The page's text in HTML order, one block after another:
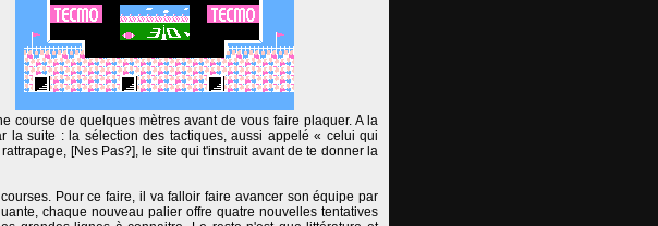
course de quelques mètres avant de vous faire plaquer. A la
suite : la sélection des tactiques, aussi appelé « celui qui
[Nes Pas?], le site qui t'instruit avant de te donner la
Pour ce faire, il va falloir faire avancer son équipe par
chaque nouveau palier offre quatre nouvelles tentatives